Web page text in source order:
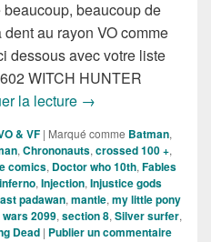
beaucoup de
au rayon VO comme
dessous avec votre liste
WITCH HUNTER
la lecture Sorties des
→
& VF | Marqué comme Batman,
, Chrononauts, crossed 100 +,
comics, Doctor who 10th, Fables
inferno, Injection, Injustice gods
padawan, mantle, my little pony
2099, section 8, Silver surfer,
Dead | Publier un commentaire